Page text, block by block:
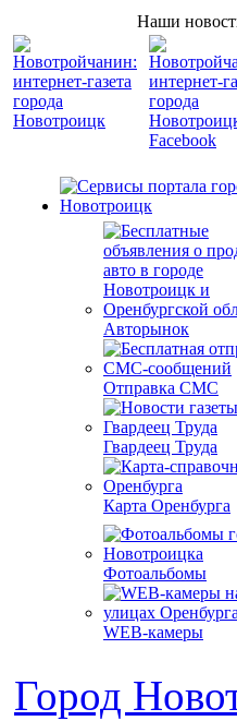
Наши
Авторынок
Отправка СМС
Гвардеец Труда
Карта Оренбурга
Фотоальбомы
WEB-камеры
Город